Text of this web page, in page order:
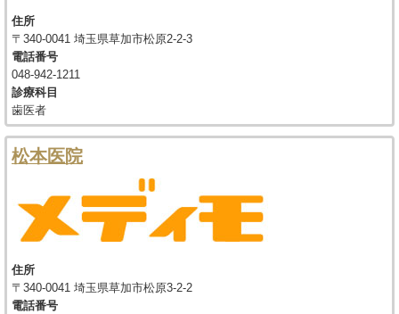
住所
〒340-0041 埼玉県草加市松原2-2-3
電話番号
048-942-1211
診療科目
歯医者
松本医院
住所
〒340-0041 埼玉県草加市松原3-2-2
電話番号